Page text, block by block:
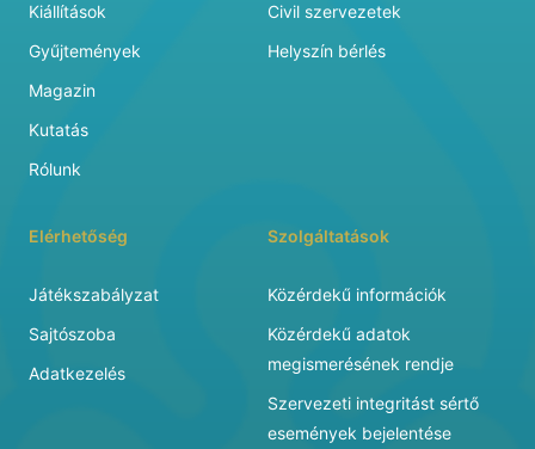
Kiállítások
Gyűjtemények
Magazin
Kutatás
Rólunk
Civil szervezetek
Helyszín bérlés
Elérhetőség
Játékszabályzat
Sajtószoba
Adatkezelés
Szolgáltatások
Közérdekű információk
Közérdekű adatok
megismerésének rendje
Szervezeti integritást sértő
események bejelentése